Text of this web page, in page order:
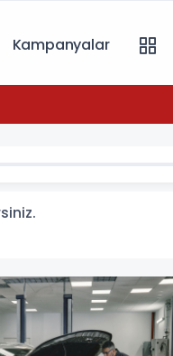
Kampanyalar